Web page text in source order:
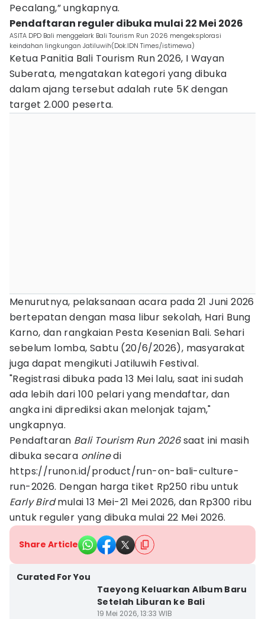
Pecalang,” ungkapnya.
Pendaftaran reguler dibuka mulai 22 Mei 2026
ASITA DPD Bali menggelark Bali Tourism Run 2026 mengeksplorasi
keindahan lingkungan Jatiluwih(Dok.IDN Times/istimewa)
Ketua Panitia Bali Tourism Run 2026, I Wayan
Suberata, mengatakan kategori yang dibuka
dalam ajang tersebut adalah rute 5K dengan
target 2.000 peserta.
Menurutnya, pelaksanaan acara pada 21 Juni 2026
bertepatan dengan masa libur sekolah, Hari Bung
Karno, dan rangkaian Pesta Kesenian Bali. Sehari
sebelum lomba, Sabtu (20/6/2026), masyarakat
juga dapat mengikuti Jatiluwih Festival.
"Registrasi dibuka pada 13 Mei lalu, saat ini sudah
ada lebih dari 100 pelari yang mendaftar, dan
angka ini diprediksi akan melonjak tajam,"
ungkapnya.
Pendaftaran Bali Tourism Run 2026saat ini masih
dibuka secara onlinedi
https://runon.id/product/run-on-bali-culture-
run-2026. Dengan harga tiket Rp250 ribu untuk
Early Birdmulai 13 Mei-21 Mei 2026, dan Rp300 ribu
untuk reguler yang dibuka mulai 22 Mei 2026.
Share Article
Curated For You
Taeyong Keluarkan Album Baru
Setelah Liburan ke Bali
19 Mei 2026, 13:33 WIB